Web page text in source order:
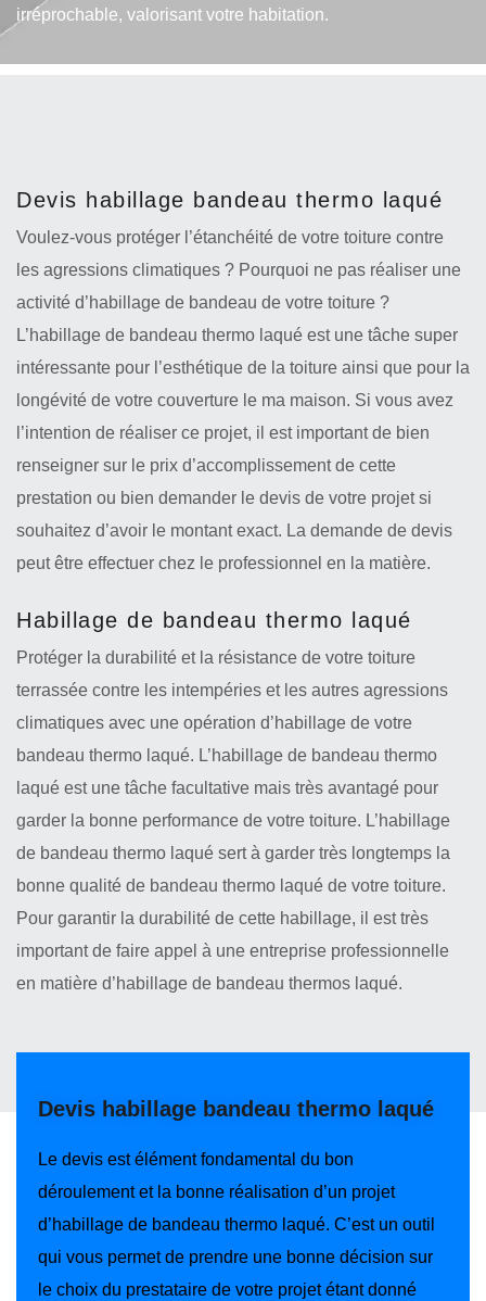
irréprochable, valorisant votre habitation.
Devis habillage bandeau thermo laqué
Voulez-vous protéger l’étanchéité de votre toiture contre
les agressions climatiques ? Pourquoi ne pas réaliser une
activité d’habillage de bandeau de votre toiture ?
L’habillage de bandeau thermo laqué est une tâche super
intéressante pour l’esthétique de la toiture ainsi que pour la
longévité de votre couverture le ma maison. Si vous avez
l’intention de réaliser ce projet, il est important de bien
renseigner sur le prix d’accomplissement de cette
prestation ou bien demander le devis de votre projet si
souhaitez d’avoir le montant exact. La demande de devis
peut être effectuer chez le professionnel en la matière.
Habillage de bandeau thermo laqué
Protéger la durabilité et la résistance de votre toiture
terrassée contre les intempéries et les autres agressions
climatiques avec une opération d’habillage de votre
bandeau thermo laqué. L’habillage de bandeau thermo
laqué est une tâche facultative mais très avantagé pour
garder la bonne performance de votre toiture. L’habillage
de bandeau thermo laqué sert à garder très longtemps la
bonne qualité de bandeau thermo laqué de votre toiture.
Pour garantir la durabilité de cette habillage, il est très
important de faire appel à une entreprise professionnelle
en matière d’habillage de bandeau thermos laqué.
Devis habillage bandeau thermo laqué
Le devis est élément fondamental du bon
déroulement et la bonne réalisation d’un projet
d’habillage de bandeau thermo laqué. C’est un outil
qui vous permet de prendre une bonne décision sur
le choix du prestataire de votre projet étant donné